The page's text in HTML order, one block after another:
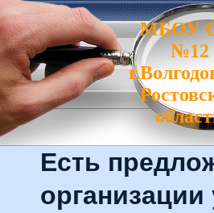
МБОУ
№12
Есть
организации